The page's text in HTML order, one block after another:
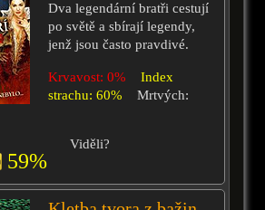
Dva legendární bratři cestují
po světě a sbírají legendy,
jenž jsou často pravdivé.
Krvavost: 0%
Index
strachu: 60%
Mrtvých:
59%
Viděli?